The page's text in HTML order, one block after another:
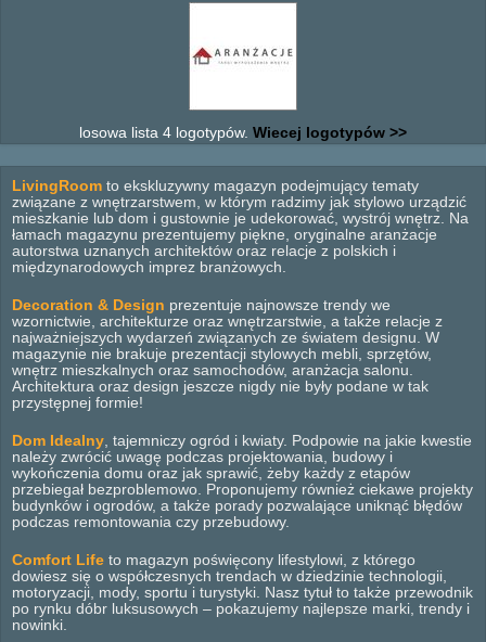
losowa lista 4 logotypów. Wiecej logotypów >>
LivingRoom to ekskluzywny magazyn podejmujący tematy
związane z wnętrzarstwem, w którym radzimy jak stylowo urządzić
mieszkanie lub dom i gustownie je udekorować, wystrój wnętrz. Na
łamach magazynu prezentujemy piękne, oryginalne aranżacje
autorstwa uznanych architektów oraz relacje z polskich i
międzynarodowych imprez branżowych.
Decoration & Design prezentuje najnowsze trendy we
wzornictwie, architekturze oraz wnętrzarstwie, a także relacje z
najważniejszych wydarzeń związanych ze światem designu. W
magazynie nie brakuje prezentacji stylowych mebli, sprzętów,
wnętrz mieszkalnych oraz samochodów, aranżacja salonu.
Architektura oraz design jeszcze nigdy nie były podane w tak
przystępnej formie!
Dom Idealny , tajemniczy ogród i kwiaty. Podpowie na jakie kwestie
należy zwrócić uwagę podczas projektowania, budowy i
wykończenia domu oraz jak sprawić, żeby każdy z etapów
przebiegał bezproblemowo. Proponujemy również ciekawe projekty
budynków i ogrodów, a także porady pozwalające uniknąć błędów
podczas remontowania czy przebudowy.
Comfort Life to magazyn poświęcony lifestylowi, z którego
dowiesz się o współczesnych trendach w dziedzinie technologii,
motoryzacji, mody, sportu i turystyki. Nasz tytuł to także przewodnik
po rynku dóbr luksusowych – pokazujemy najlepsze marki, trendy i
nowinki.